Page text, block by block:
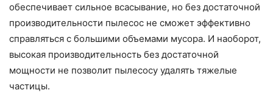
обеспечивает сильное всасывание, но без достаточной
производительности пылесос не сможет эффективно
справляться с большими объемами мусора. И наоборот,
высокая производительность без достаточной
мощности не позволит пылесосу удалять тяжелые
частицы.